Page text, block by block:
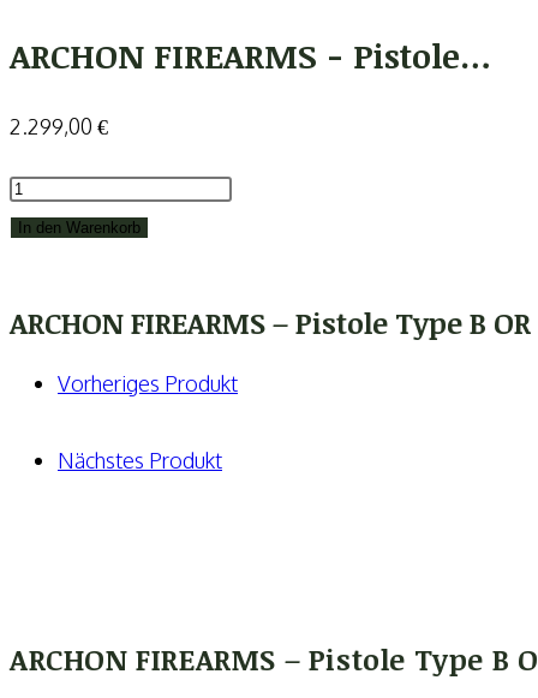
ARCHON FIREARMS - Pistole…
2.299,00 €
ARCHON
FIREARMS
Type
inkl.
Menge
In den Warenkorb
ARCHON FIREARMS – Pistole Type B
Vorheriges Produkt
Nächstes Produkt
ARCHON FIREARMS – Pistole Type